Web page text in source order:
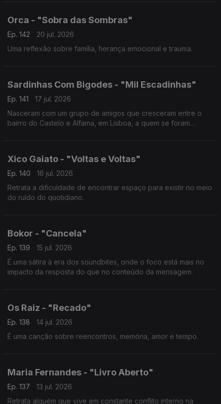
Orca - "Sobra das Sombras"
Ep. 142
20 jul. 2026
Uma reflexão sobre família, herança emocional e trauma.
Sardinhas Com Bigodes - "Mil Escadinhas"
Ep. 141
17 jul. 2026
Nasceram com um grupo de amigos que cresceram entre o
bairro do Castelo e Alfama, em Lisboa, a quem se foram
Xico Gaiato - "Voltas e Voltas"
Ep. 140
16 jul. 2026
Retrata a dificuldade de encontrar espaço para existir no meio
do ruído do quotidiano.
Bokor - "Cancela"
Ep. 139
15 jul. 2026
É uma sátira à era dos soundbites, onde o foco está mais no
impacto da resposta do que no conteúdo da mensagem.
Os Raiz - "Recado"
Ep. 138
14 jul. 2026
É uma canção sobre reencontros, memória, amor e tempo.
Maria Fernandes - "Livro Aberto"
Ep. 137
13 jul. 2026
Retrata alguém que vive em constante conflito interno na